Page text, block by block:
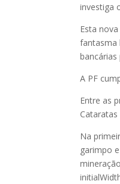
investiga
Esta
fantasma
bancárias
A PF
Entre as
Na
garimpo